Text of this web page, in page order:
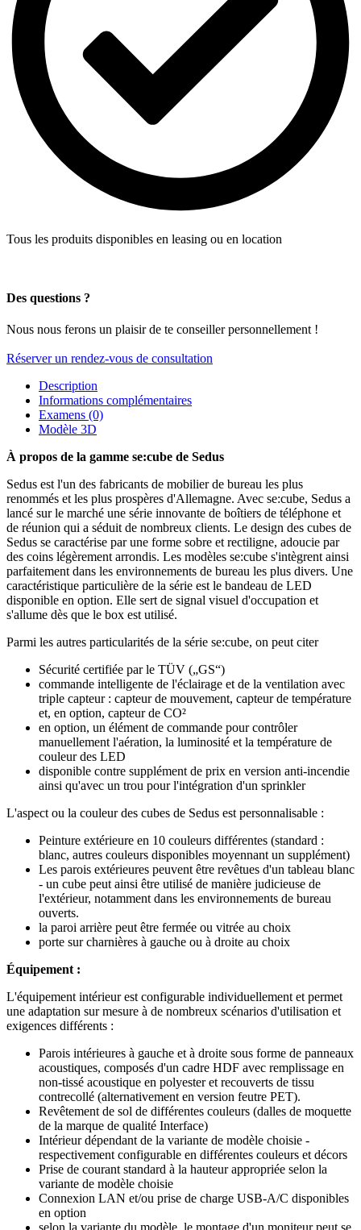
Tous les produits disponibles en leasing ou en location
Des questions ?
Nous nous ferons un plaisir de te conseiller personnellement !
Réserver un rendez-vous de consultation
Description
Informations complémentaires
Examens (0)
Modèle 3D
À propos de la gamme se:cube de Sedus
Sedus est l'un des fabricants de mobilier de bureau les plus
renommés et les plus prospères d'Allemagne. Avec se:cube, Sedus a
lancé sur le marché une série innovante de boîtiers de téléphone et
de réunion qui a séduit de nombreux clients. Le design des cubes de
Sedus se caractérise par une forme sobre et rectiligne, adoucie par
des coins légèrement arrondis. Les modèles se:cube s'intègrent ainsi
parfaitement dans les environnements de bureau les plus divers. Une
caractéristique particulière de la série est le bandeau de LED
disponible en option. Elle sert de signal visuel d'occupation et
s'allume dès que le box est utilisé.
Parmi les autres particularités de la série se:cube, on peut citer
Sécurité certifiée par le TÜV („GS“)
commande intelligente de l'éclairage et de la ventilation avec
triple capteur : capteur de mouvement, capteur de température
et, en option, capteur de CO²
en option, un élément de commande pour contrôler
manuellement l'aération, la luminosité et la température de
couleur des LED
disponible contre supplément de prix en version anti-incendie
ainsi qu'avec un trou pour l'intégration d'un sprinkler
L'aspect ou la couleur des cubes de Sedus est personnalisable :
Peinture extérieure en 10 couleurs différentes (standard :
blanc, autres couleurs disponibles moyennant un supplément)
Les parois extérieures peuvent être revêtues d'un tableau blanc
- un cube peut ainsi être utilisé de manière judicieuse de
l'extérieur, notamment dans les environnements de bureau
ouverts.
la paroi arrière peut être fermée ou vitrée au choix
porte sur charnières à gauche ou à droite au choix
Équipement :
L'équipement intérieur est configurable individuellement et permet
une adaptation sur mesure à de nombreux scénarios d'utilisation et
exigences différents :
Parois intérieures à gauche et à droite sous forme de panneaux
acoustiques, composés d'un cadre HDF avec remplissage en
non-tissé acoustique en polyester et recouverts de tissu
contrecollé (alternativement en version feutre PET).
Revêtement de sol de différentes couleurs (dalles de moquette
de la marque de qualité Interface)
Intérieur dépendant de la variante de modèle choisie -
respectivement configurable en différentes couleurs et décors
Prise de courant standard à la hauteur appropriée selon la
variante de modèle choisie
Connexion LAN et/ou prise de charge USB-A/C disponibles
en option